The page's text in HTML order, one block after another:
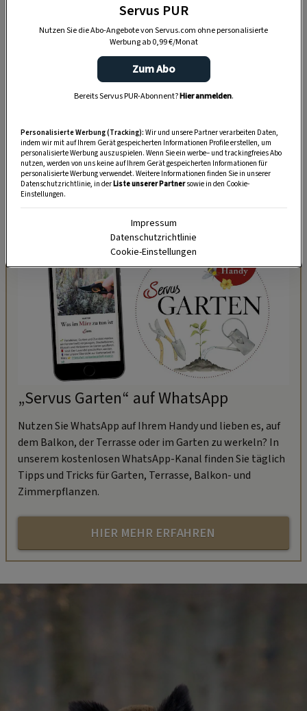
November wird aus dem kurzen, glatten
hellgrauen Sommerhaar ein dicker
Winterpulli ausdichter Unterwolle
langen Borsten
bitter nötig. Gerade im Winter sind sie viel
unterwegs und pflügen auf Nahrungssuche
nächtelang den schneebedeckten Waldboden
um.
„Servus Garten“ auf WhatsApp
Nutzen Sie WhatsApp auf Ihrem Handy und lieben es, auf
dem Balkon, der Terrasse oder im Garten zu werkeln? In
unserem kostenlosen WhatsApp-Kanal finden Sie täglich
Tipps und Tricks für Garten, Terrasse, Balkon- und
Zimmerpflanzen.
HIER MEHR ERFAHREN
Servus PUR
Nutzen Sie die Abo-Angebote von Servus.com ohne personalisierte
Werbung ab 0,99 €/Monat
Zum Abo
Bereits Servus PUR-Abonnent?Hier anmelden.
Personalisierte Werbung (Tracking): Wir und unsere Partner verarbeiten Daten,
indem wir mit auf Ihrem Gerät gespeicherten Informationen Profile erstellen, um
personalisierte Werbung auszuspielen. Wenn Sie ein werbe– und trackingfreies Abo
nutzen, werden von uns keine auf Ihrem Gerät gespeicherten Informationen für
personalisierte Werbung verwendet. Weitere Informationen finden Sie in unserer
Datenschutzrichtlinie, in derListe unserer Partnersowie in den Cookie-
Einstellungen.
Impressum
Datenschutzrichtlinie
Cookie-Einstellungen